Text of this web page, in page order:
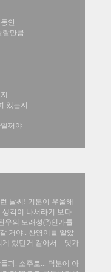
안
랄만큼
있는지
꺼야
날씨! 기분이 우울해
각이 나서라기 보다....
우의 모래성(?)인가를
거야.. 산영이를 알았
했던거 같아서... 댓가
과. 소주로... 덕분에 아